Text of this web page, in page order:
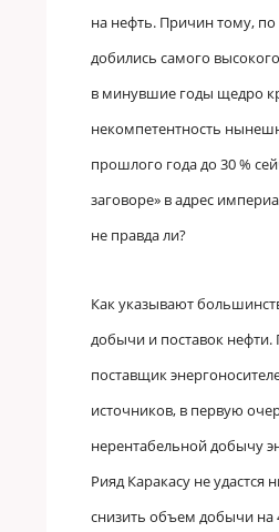
на нефть. Причин тому,
добились самого
в минувшие годы щедро
некомпетентность
прошлого года до 30 %
заговоре» в адрес
не правда ли?
Как указывают
добычи и поставок
поставщик
источников, в первую
нерентабельной добычу
Рияд Каракасу не
снизить объем добычи на